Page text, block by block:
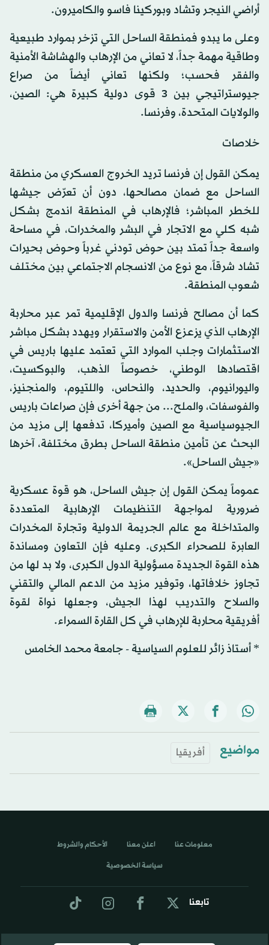
أراضي النيجر وتشاد وبوركينا فاسو والكاميرون.
وعلى ما يبدو فمنطقة الساحل التي تزخر بموارد طبيعية
وطاقية مهمة جداً، لا تعاني من الإرهاب والهشاشة الأمنية
والفقر فحسب؛ ولكنها تعاني أيضاً من صراع
جيوستراتيجي بين 3 قوى دولية كبيرة هي: الصين،
والولايات المتحدة، وفرنسا.
خلاصات
يمكن القول إن فرنسا تريد الخروج العسكري من منطقة
الساحل مع ضمان مصالحها، دون أن تعرّض جيشها
للخطر المباشر؛ فالإرهاب في المنطقة اندمج بشكل
شبه كلي مع الاتجار في البشر والمخدرات، في مساحة
واسعة جداً تمتد بين حوض تودني غرباً وحوض بحيرات
تشاد شرقاً، مع نوع من الانسجام الاجتماعي بين مختلف
شعوب المنطقة.
كما أن مصالح فرنسا والدول الإقليمية تمر عبر محاربة
الإرهاب الذي يزعزع الأمن والاستقرار ويهدد بشكل مباشر
الاستثمارات وجلب الموارد التي تعتمد عليها باريس في
اقتصادها الوطني، خصوصاً الذهب، والبوكسيت،
واليورانيوم، والحديد، والنحاس، واللتيوم، والمنجنيز،
والفوسفات، والملح... من جهة أخرى فإن صراعات باريس
الجيوسياسية مع الصين وأميركا، تدفعها إلى مزيد من
البحث عن تأمين منطقة الساحل بطرق مختلفة، آخرها
«جيش الساحل».
عموماً يمكن القول إن جيش الساحل، هو قوة عسكرية
ضرورية لمواجهة التنظيمات الإرهابية المتعددة
والمتداخلة مع عالم الجريمة الدولية وتجارة المخدرات
العابرة للصحراء الكبرى. وعليه فإن التعاون ومساندة
هذه القوة الجديدة مسؤولية الدول الكبرى، ولا بد لها من
تجاوز خلافاتها، وتوفير مزيد من الدعم المالي والتقني
والسلاح والتدريب لهذا الجيش، وجعلها نواة لقوة
أفريقية محاربة للإرهاب في كل القارة السمراء.
* أستاذ زائر للعلوم السياسية - جامعة محمد الخامس
مواضيع أفريقيا
تابعنا
معلومات عنا اعلن معنا الأحكام والشروط
سياسة الخصوصية